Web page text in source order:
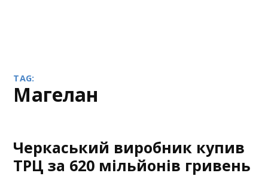
TAG:
Магелан
Черкаський виробник купив
ТРЦ за 620 мільйонів гривень